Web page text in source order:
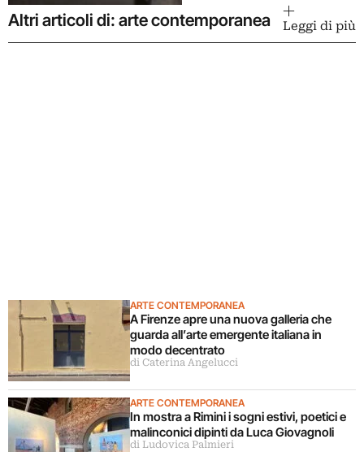
Altri articoli di: arte contemporanea Leggi di più
ARTE CONTEMPORANEA
A Firenze apre una nuova galleria che
guarda all’arte emergente italiana in
modo decentrato
di Caterina Angelucci
ARTE CONTEMPORANEA
In mostra a Rimini i sogni estivi, poetici e
malinconici dipinti da Luca Giovagnoli
di Ludovica Palmieri